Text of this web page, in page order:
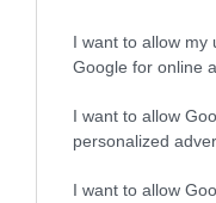
I want to allow my
Google for online
I want to allow
personalized
I want to allow